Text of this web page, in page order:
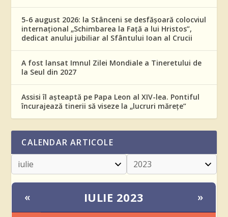
5-6 august 2026: la Stânceni se desfășoară colocviul
internațional „Schimbarea la Față a lui Hristos”,
dedicat anului jubiliar al Sfântului Ioan al Crucii
A fost lansat Imnul Zilei Mondiale a Tineretului de
la Seul din 2027
Assisi îl așteaptă pe Papa Leon al XIV-lea. Pontiful
încurajează tinerii să viseze la „lucruri mărețe”
CALENDAR ARTICOLE
« IULIE 2023 »